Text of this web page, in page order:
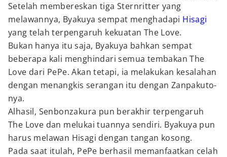
Setelah membereskan tiga Sternritter yang
melawannya, Byakuya sempat menghadapi Hisagi
yang telah terpengaruh kekuatan The Love.
Bukan hanya itu saja, Byakuya bahkan sempat
beberapa kali menghindari semua tembakan The
Love dari PePe. Akan tetapi, ia melakukan kesalahan
dengan menangkis serangan itu dengan Zanpakuto-
nya.
Alhasil, Senbonzakura pun berakhir terpengaruh
The Love dan melukai tuannya sendiri. Byakuya pun
harus melawan Hisagi dengan tangan kosong.
Pada saat itulah, PePe berhasil memanfaatkan celah